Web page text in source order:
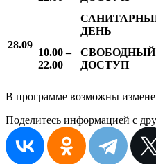
28.09
ДЕНЬ
10.00 –
22.00
СВОБОДНЫЙ
ДОСТУП
В программе возможны
Поделитесь информацией с